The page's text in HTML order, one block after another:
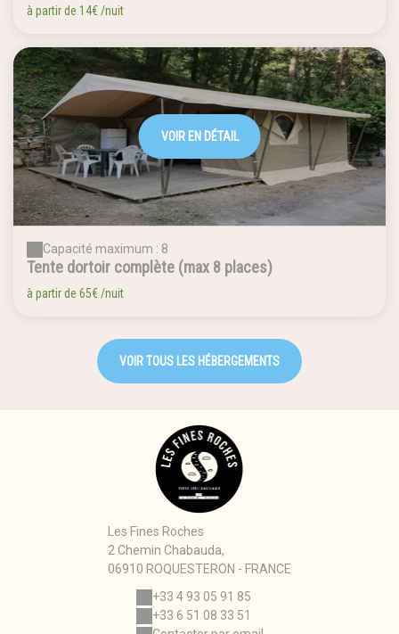
à partir de 14€/nuit
VOIR EN DÉTAIL
Capacité maximum : 8
Tente dortoir complète (max 8 places)
à partir de 65€/nuit
VOIR TOUS LES HÉBERGEMENTS
Les Fines Roches
2 Chemin Chabauda,
06910 ROQUESTERON - FRANCE
+33 4 93 05 91 85
+33 6 51 08 33 51